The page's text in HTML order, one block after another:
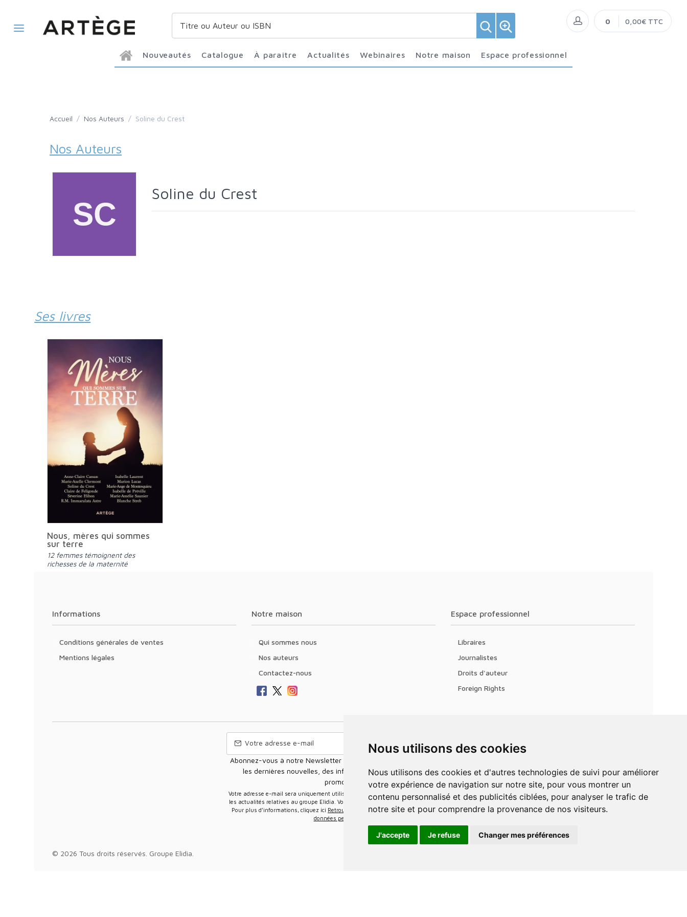
Nous utilisons des cookies
Nous utilisons des cookies et d'autres technologies de suivi pour améliorer
votre expérience de navigation sur notre site, pour vous montrer un
contenu personnalisé et des publicités ciblées, pour analyser le trafic de
notre site et pour comprendre la provenance de nos visiteurs.
J'accepte Je refuse Changer mes préférences
Nouveautés Catalogue À paraître Actualités Webinaires Notre maison Espace professionnel
0 0,00€ TTC
Accueil / Nos Auteurs / Soline du Crest
Nos Auteurs
Soline du Crest
Ses livres
Nous, mères qui sommes
sur terre
12 femmes témoignent des
richesses de la maternité
Informations
Conditions générales de ventes
Mentions légales
Notre maison
Qui sommes nous
Nos auteurs
Contactez-nous
Espace professionnel
Libraires
Journalistes
Droits d'auteur
Foreign Rights
Abonnez-vous à notre Newsletter pour recevoir nos nouvelles offres,
les dernières nouvelles, des informations sur les ventes et les
promotions.
Votre adresse e-mail sera uniquement utilisée pour vous envoyer des informations sur
les actualités relatives au groupe Elidia. Vous pouvez vous désinscrire à tout moment.
Pour plus d’informations, cliquez ici Retrouvez ici notre politique de protection de vos
données personnelles
© 2026 Tous droits réservés. Groupe Elidia